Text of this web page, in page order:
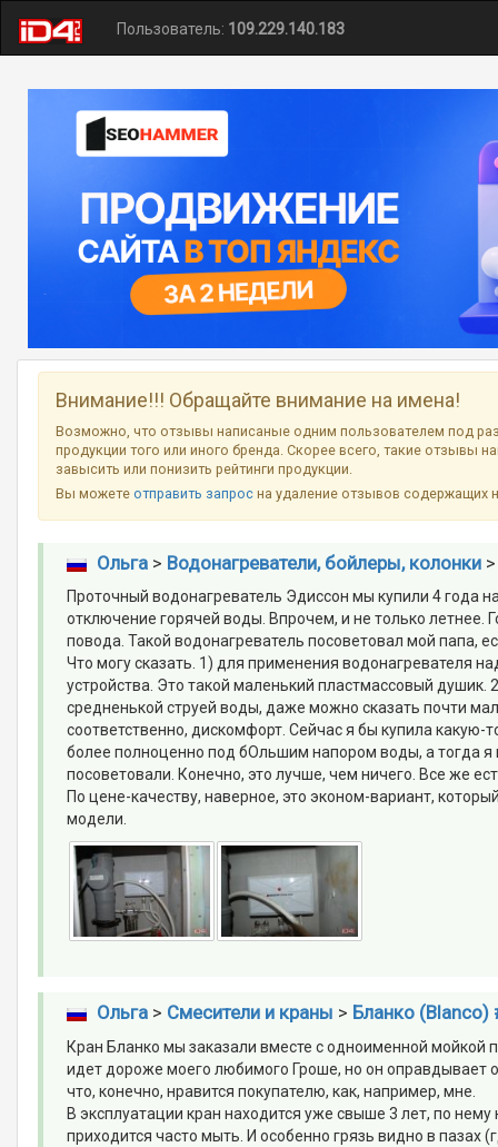
Пользователь: 109.229.140.183
Внимание!!! Обращайте внимание на имена!
Возможно, что отзывы написаные одним пользователем под
продукции того или иного бренда. Скорее всего, такие отзывы
завысить или понизить рейтинги продукции.
Вы можетеотправить запрос на удаление отзывов
Ольга> Водонагреватели, бойлеры, колонки
Проточный водонагреватель Эдиссон мы купили 4 года
отключение горячей воды. Впрочем, и не только летнее.
повода. Такой водонагреватель посоветовал мой папа,
Что могу сказать. 1) для применения водонагревателя
устройства. Это такой маленький пластмассовый
средненькой струей воды, даже можно сказать почти
соответственно, дискомфорт. Сейчас я бы купила
более полноценно под бОльшим напором воды, а тогда я
посоветовали. Конечно, это лучше, чем ничего. Все же
По цене-качеству, наверное, это эконом-вариант,
модели.
Ольга> Смесители и краны > Бланко (Blanco)
Кран Бланко мы заказали вместе с одноименной мойкой
идет дороже моего любимого Гроше, но он оправдывает
что, конечно, нравится покупателю, как, например, мне.
В эксплуатации кран находится уже свыше 3 лет, по
приходится часто мыть. И особенно грязь видно в пазах